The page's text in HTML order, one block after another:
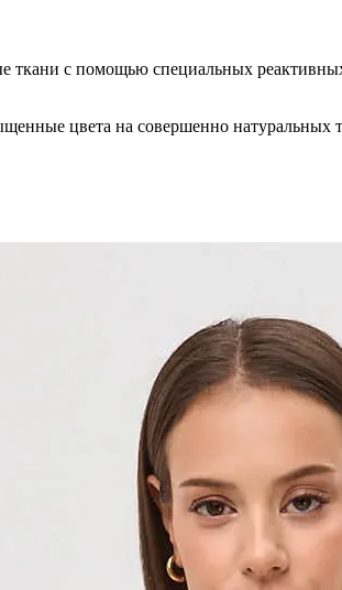
с помощью специальных
цвета на совершенно натуральных